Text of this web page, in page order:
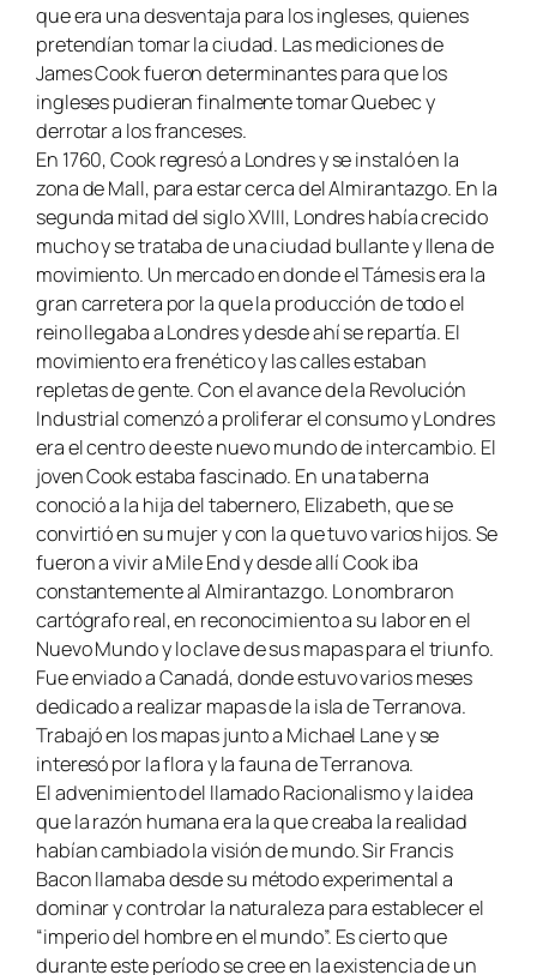
que era una desventaja para los ingleses, quienes
pretendían tomar la ciudad. Las mediciones de
James Cook fueron determinantes para que los
ingleses pudieran finalmente tomar Quebec y
derrotar a los franceses.
En 1760, Cook regresó a Londres y se instaló en la
zona de Mall, para estar cerca del Almirantazgo. En la
segunda mitad del siglo XVIII, Londres había crecido
mucho y se trataba de una ciudad bullante y llena de
movimiento. Un mercado en donde el Támesis era la
gran carretera por la que la producción de todo el
reino llegaba a Londres y desde ahí se repartía. El
movimiento era frenético y las calles estaban
repletas de gente. Con el avance de la Revolución
Industrial comenzó a proliferar el consumo y Londres
era el centro de este nuevo mundo de intercambio. El
joven Cook estaba fascinado. En una taberna
conoció a la hija del tabernero, Elizabeth, que se
convirtió en su mujer y con la que tuvo varios hijos. Se
fueron a vivir a Mile End y desde allí Cook iba
constantemente al Almirantazgo. Lo nombraron
cartógrafo real, en reconocimiento a su labor en el
Nuevo Mundo y lo clave de sus mapas para el triunfo.
Fue enviado a Canadá, donde estuvo varios meses
dedicado a realizar mapas de la isla de Terranova.
Trabajó en los mapas junto a Michael Lane y se
interesó por la flora y la fauna de Terranova.
El advenimiento del llamado Racionalismo y la idea
que la razón humana era la que creaba la realidad
habían cambiado la visión de mundo. Sir Francis
Bacon llamaba desde su método experimental a
dominar y controlar la naturaleza para establecer el
“imperio del hombre en el mundo”. Es cierto que
durante este período se cree en la existencia de un